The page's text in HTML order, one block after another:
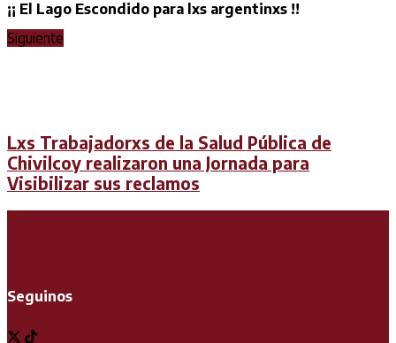
¡¡ El Lago Escondido para lxs argentinxs !!
Siguiente
Lxs Trabajadorxs de la Salud Pública de
Chivilcoy realizaron una Jornada para
Visibilizar sus reclamos
Seguinos